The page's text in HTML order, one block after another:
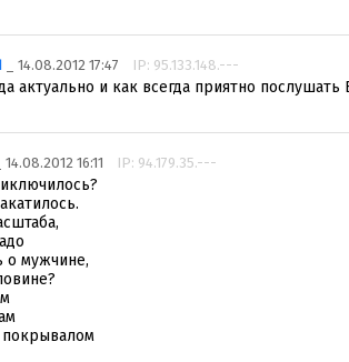
_ 14.08.2012 17:47 IP: 95.133.148.---
актуально и как всегда приятно послушать
14.08.2012 16:11 IP: 94.179.35.---
о мужчине,